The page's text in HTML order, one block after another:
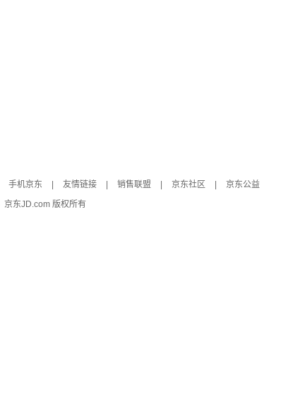
手机京东 友情链接 销售联盟 京东社区
京东公益
京东JD.com 版权所有